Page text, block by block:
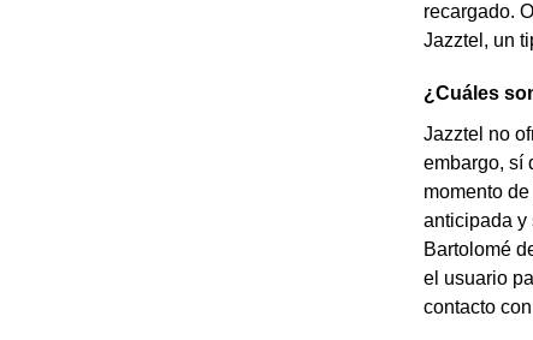
recargado.
Jazztel, un
¿Cuáles
Jazztel no
embargo, sí
momento
anticipada y
Bartolomé
el usuario
contacto